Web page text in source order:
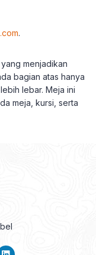
.
menjadikan
bagian atas hanya
lebar. Meja ini
meja, kursi, serta